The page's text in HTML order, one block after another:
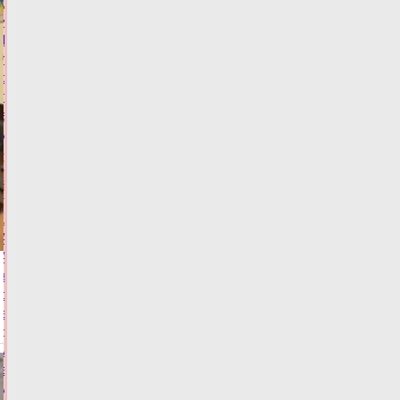
Житель
Твери
попался
с
поддельным
водительским
удостоверением
Сегодня:
15:02
ФОТО
ЗАКОН И
ПОРЯДОК
Алёна
Аршинова
заявила
о
важности
доступности
медпомощи
в
условиях